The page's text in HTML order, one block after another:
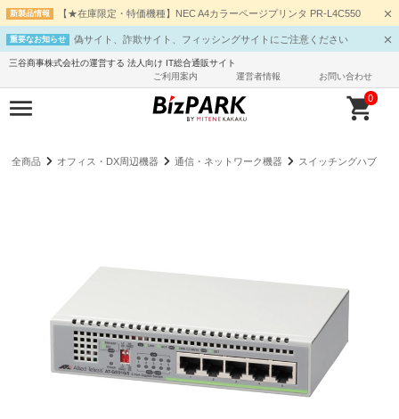
新製品情報 【★在庫限定・特価機種】NEC A4カラーページプリンタ PR-L4C550
重要なお知らせ 偽サイト、詐欺サイト、フィッシングサイトにご注意ください
三谷商事株式会社の運営する 法人向け IT総合通販サイト
ご利用案内
運営者情報 お問い合わせ
0
全商品 オフィス・DX周辺機器 通信・ネットワーク機器 スイッチングハブ